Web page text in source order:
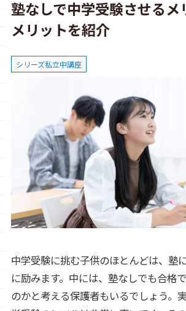
塾なしで中学受験させるメ
メリットを紹介
シリーズ私立中講座
中学受験に挑む子供のほとんどは、塾
に励みます。中には、塾なしでも合格
のかと考える保護者もいるでしょう。